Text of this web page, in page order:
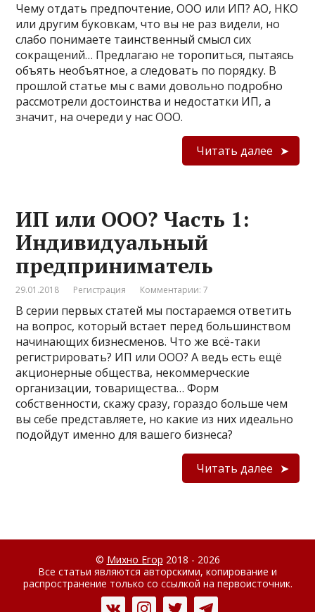
Чему отдать предпочтение, ООО или ИП? АО, НКО
или другим буковкам, что вы не раз видели, но
слабо понимаете таинственный смысл сих
сокращений… Предлагаю не торопиться, пытаясь
объять необъятное, а следовать по порядку. В
прошлой статье мы с вами довольно подробно
рассмотрели достоинства и недостатки ИП, а
значит, на очереди у нас ООО.
Читать далее
ИП или ООО? Часть 1:
Индивидуальный
предприниматель
29.01.2018 Регистрация Комментарии: 7
В серии первых статей мы постараемся ответить
на вопрос, который встает перед большинством
начинающих бизнесменов. Что же всё-таки
регистрировать? ИП или ООО? А ведь есть ещё
акционерные общества, некоммерческие
организации, товарищества… Форм
собственности, скажу сразу, гораздо больше чем
вы себе представляете, но какие из них идеально
подойдут именно для вашего бизнеса?
Читать далее
© Михно Егор 2018 - 2026
Все статьи являются авторскими, копирование и
распространение только со ссылкой на первоисточник.
ВконтактеInstagramTwitterTelegram